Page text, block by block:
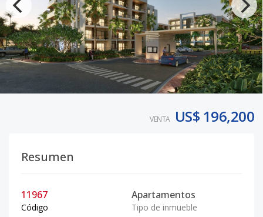
VENTA US$ 196,200
Resumen
11967
Código
Apartamentos
Tipo de inmueble